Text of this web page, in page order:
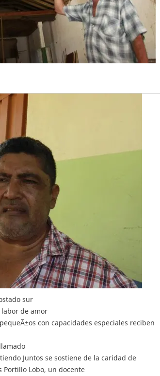
sur
labor de amor
con capacidades especiales reciben
Juntos se sostiene de la caridad de
Portillo Lobo, un docente